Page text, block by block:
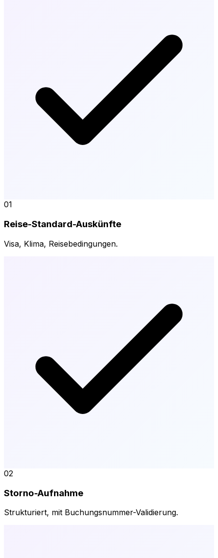
01
Reise-Standard-Auskünfte
Visa, Klima, Reisebedingungen.
02
Storno-Aufnahme
Strukturiert, mit Buchungsnummer-Validierung.